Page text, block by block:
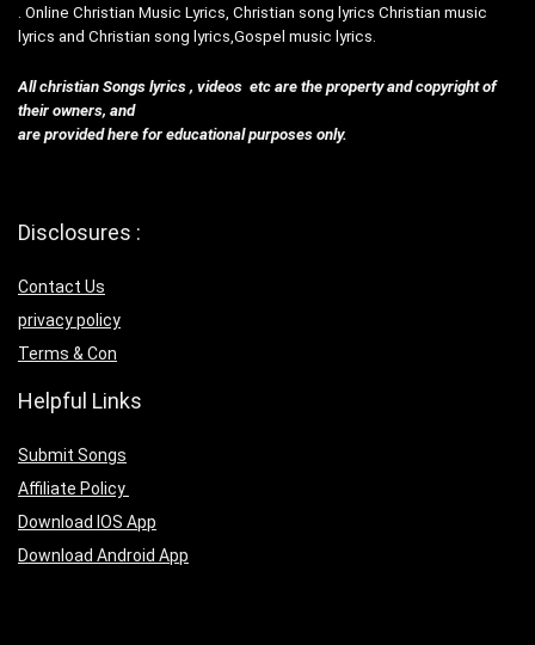
. Online Christian Music Lyrics, Christian song lyrics Christian music
lyrics and Christian song lyrics,Gospel music lyrics.
All christian Songs lyrics , videos etc are the property and copyright of
their owners, and
are provided here for educational purposes only.
Disclosures :
Contact Us
privacy policy
Terms & Con
Helpful Links
Submit Songs
Affiliate Policy
Download IOS App
Download Android App